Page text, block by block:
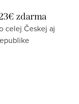
zdarma
celej Českej aj